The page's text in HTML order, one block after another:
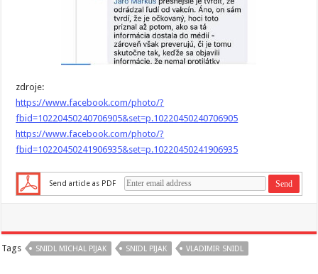
zdroje:
https://www.facebook.com/photo/?
fbid=10220450240706905&set=p.10220450240706905
https://www.facebook.com/photo/?
fbid=10220450241906935&set=p.10220450241906935
Send article as PDF
Tags SNIDL MICHAL PIJAK SNIDL PIJAK VLADIMIR SNIDL